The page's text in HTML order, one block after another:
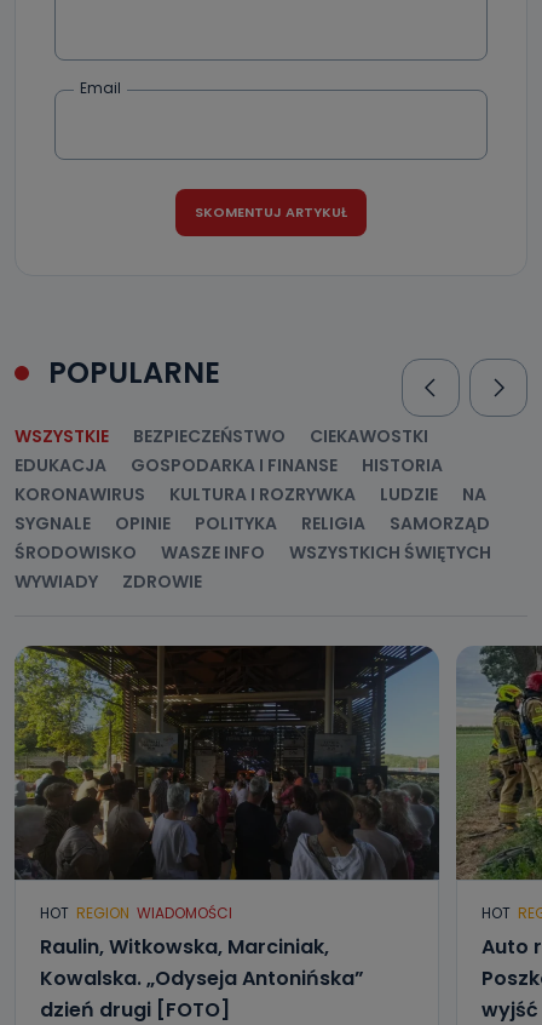
Email
POPULARNE
WSZYSTKIE BEZPIECZEŃSTWO
CIEKAWOSTKI
EDUKACJA
GOSPODARKA I FINANSE
HISTORIA
KORONAWIRUS
KULTURA I ROZRYWKA LUDZIE
NA
SYGNALE
OPINIE POLITYKA RELIGIA
SAMORZĄD
ŚRODOWISKO
WASZE INFO
WSZYSTKICH ŚWIĘTYCH
WYWIADY
ZDROWIE
HOT REGION WIADOMOŚCI
Raulin, Witkowska, Marciniak,
Kowalska. „Odyseja Antonińska”
dzień drugi [FOTO]
HOT
Auto
wyjść